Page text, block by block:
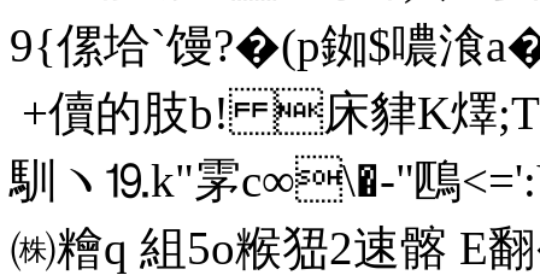
9{傫垥`馒?�(p銣$噥
 +儥的肢b! 床貄K燡
馴ヽ⒚k"雺c∞\�-"鴄
㈱糩q 組5o糇峱2速髂